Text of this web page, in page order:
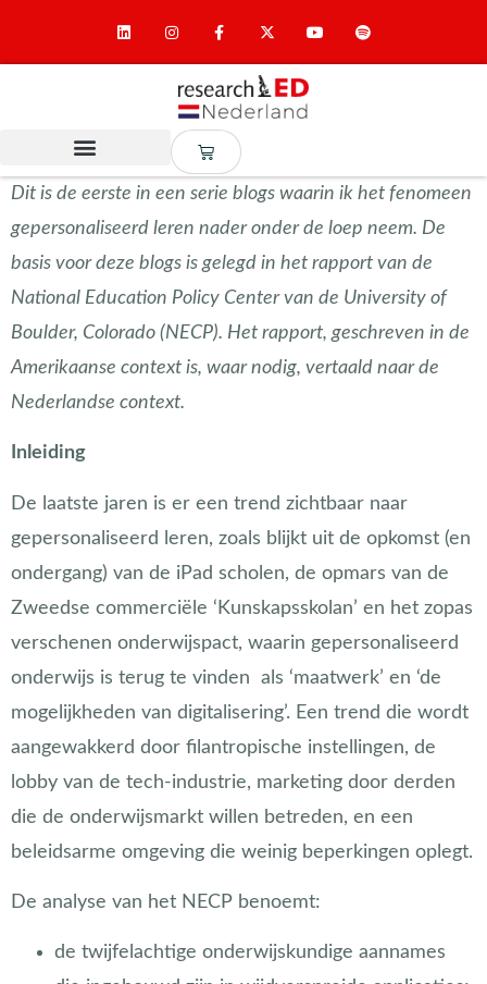
Dit is de eerste in een serie blogs waarin ik het fenomeen
gepersonaliseerd leren nader onder de loep neem. De
basis voor deze blogs is gelegd in het rapport van de
National Education Policy Center van de University of
Boulder, Colorado (NECP). Het rapport, geschreven in de
Amerikaanse context is, waar nodig, vertaald naar de
Nederlandse context.
Inleiding
De laatste jaren is er een trend zichtbaar naar
gepersonaliseerd leren, zoals blijkt uit de opkomst (en
ondergang) van de iPad scholen, de opmars van de
Zweedse commerciële ‘Kunskapsskolan’ en het zopas
verschenen onderwijspact, waarin gepersonaliseerd
onderwijs is terug te vinden
als ‘maatwerk’ en ‘de
mogelijkheden van digitalisering’. Een trend die wordt
aangewakkerd door filantropische instellingen, de
lobby van de tech-industrie, marketing door derden
die de onderwijsmarkt willen betreden, en een
beleidsarme omgeving die weinig beperkingen oplegt.
De analyse van het NECP benoemt:
de twijfelachtige onderwijskundige aannames